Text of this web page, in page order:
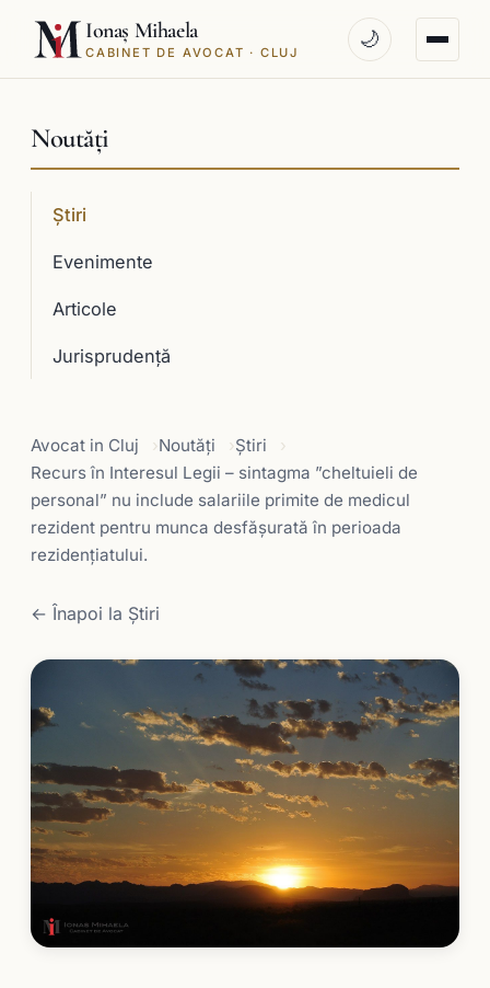
Ionaș Mihaela
CABINET DE AVOCAT · CLUJ
🌙
Noutăți
Știri
Evenimente
Articole
Jurisprudenţă
Avocat in Cluj Noutăți
Știri
Recurs în Interesul Legii – sintagma ”cheltuieli de
personal” nu include salariile primite de medicul
rezident pentru munca desfăşurată în perioada
rezidenţiatului.
← Înapoi la Știri